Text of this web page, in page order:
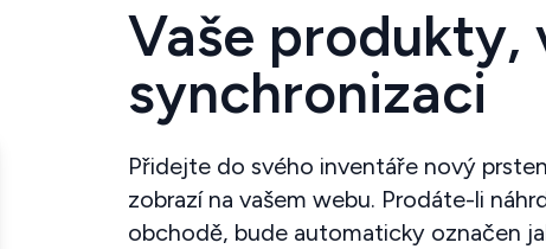
Vaše produkty,
synchronizaci
Přidejte do svého inventáře nový
zobrazí na vašem webu. Prodáte-li
obchodě, bude automaticky označen